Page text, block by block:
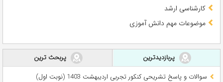
کارشناسی ارشد
موضوعات مهم دانش آموزی
پربازدیدترین
پربحث ترین
سوالات و پاسخ تشریحی کنکور تجربی اردیبهشت 1403 (نوبت اول)